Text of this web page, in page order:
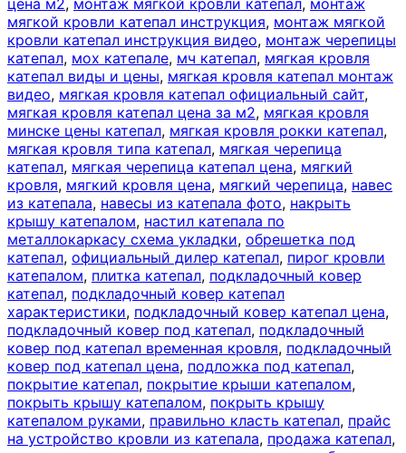
мягкой кровли катепал инструкция, монтаж мягкой
кровли катепал инструкция видео, монтаж черепицы
катепал, мох катепале, мч катепал, мягкая кровля
катепал виды и цены, мягкая кровля катепал монтаж
видео, мягкая кровля катепал официальный сайт,
мягкая кровля катепал цена за м2, мягкая кровля
минске цены катепал, мягкая кровля рокки катепал,
мягкая кровля типа катепал, мягкая черепица
катепал, мягкая черепица катепал цена, мягкий
кровля, мягкий кровля цена, мягкий черепица, навес
из катепала, навесы из катепала фото, накрыть
крышу катепалом, настил катепала по
металлокаркасу схема укладки, обрешетка под
катепал, официальный дилер катепал, пирог кровли
катепалом, плитка катепал, подкладочный ковер
катепал, подкладочный ковер катепал
характеристики, подкладочный ковер катепал цена,
подкладочный ковер под катепал, подкладочный
ковер под катепал временная кровля, подкладочный
ковер под катепал цена, подложка под катепал,
покрытие катепал, покрытие крыши катепалом,
покрыть крышу катепалом, покрыть крышу
катепалом руками, правильно класть катепал, прайс
на устройство кровли из катепала, продажа катепал,